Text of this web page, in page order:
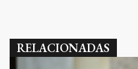
RELACIONADAS